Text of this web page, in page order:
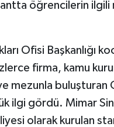
öğrencilerin
Ofisi Başkanlığı
firma, kamu
mezunla buluşturan
ilgi gördü. Mimar
olarak kurulan